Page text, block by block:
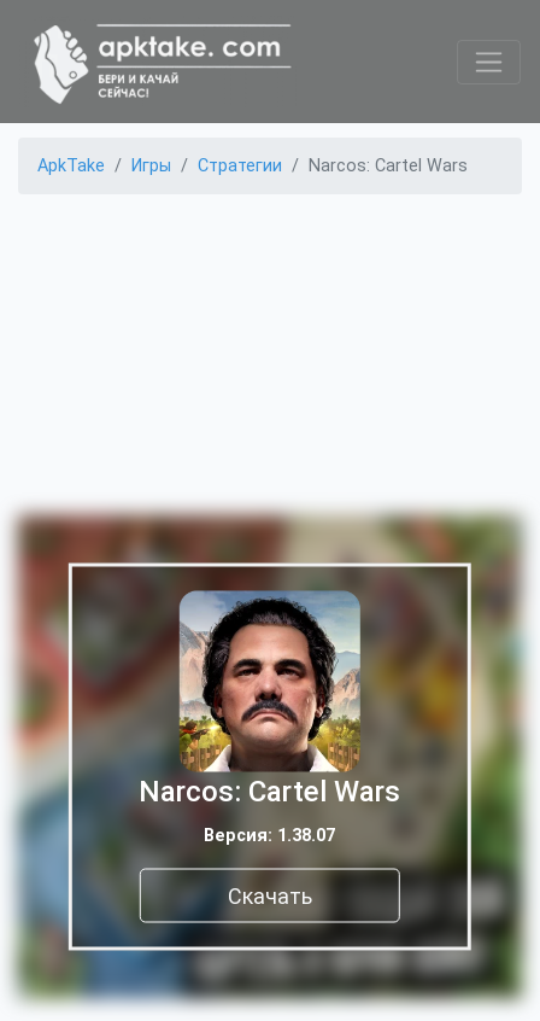
ApkTake Игры Стратегии Narcos: Cartel Wars
Narcos: Cartel Wars
Версия: 1.38.07
Скачать